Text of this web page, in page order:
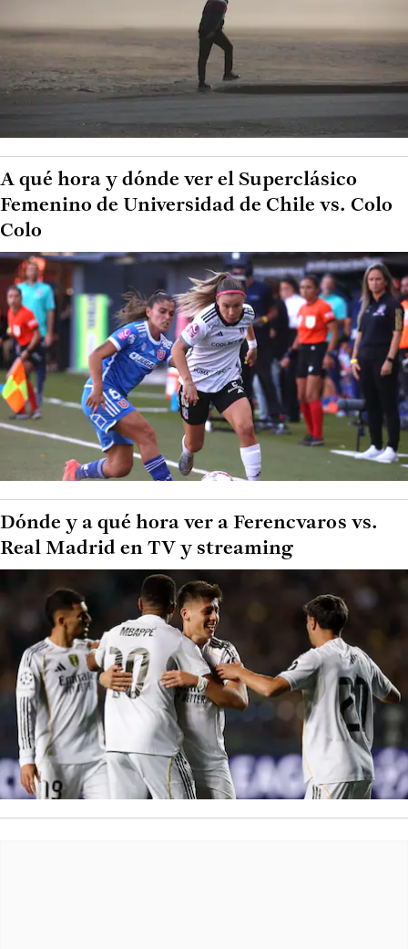
A qué hora y dónde ver el Superclásico
Femenino de Universidad de Chile vs. Colo
Colo
Dónde y a qué hora ver a Ferencvaros vs.
Real Madrid en TV y streaming